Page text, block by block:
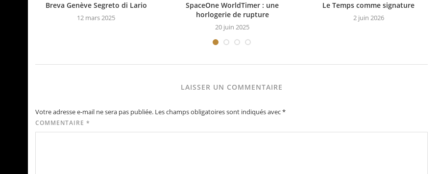
Breva Genève Segreto di Lario
12 mars 2025
SpaceOne WorldTimer : une
horlogerie de rupture
20 juin 2025
Le Temps comme signature
2 juin 2026
LAISSER UN COMMENTAIRE
Votre adresse e-mail ne sera pas publiée. Les champs obligatoires sont indiqués avec*
COMMENTAIRE *